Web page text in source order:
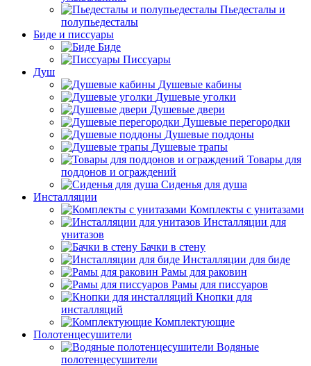
Пьедесталы и
полупьедесталы
Биде и писсуары
Биде
Писсуары
Душ
Душевые кабины
Душевые уголки
Душевые двери
Душевые перегородки
Душевые поддоны
Душевые трапы
Товары для
поддонов и ограждений
Сиденья для душа
Инсталляции
Комплекты с унитазами
Инсталляции для
унитазов
Бачки в стену
Инсталляции для биде
Рамы для раковин
Рамы для писсуаров
Кнопки для
инсталляций
Комплектующие
Полотенцесушители
Водяные
полотенцесушители